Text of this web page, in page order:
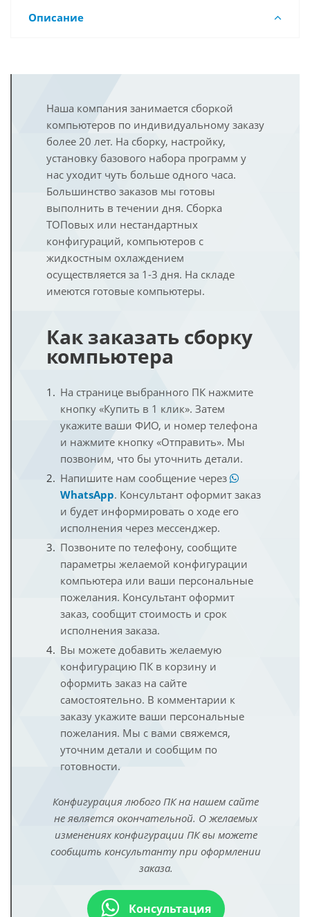
Описание
Наша компания занимается сборкой
компьютеров по индивидуальному заказу
более 20 лет. На сборку, настройку,
установку базового набора программ у
нас уходит чуть больше одного часа.
Большинство заказов мы готовы
выполнить в течении дня. Сборка
ТОПовых или нестандартных
конфигураций, компьютеров с
жидкостным охлаждением
осуществляется за 1-3 дня. На складе
имеются готовые компьютеры.
Как заказать сборку
компьютера
На странице выбранного ПК нажмите
кнопку «Купить в 1 клик». Затем
укажите ваши ФИО, и номер телефона
и нажмите кнопку «Отправить». Мы
позвоним, что бы уточнить детали.
Напишите нам сообщение через
WhatsApp. Консультант оформит заказ
и будет информировать о ходе его
исполнения через мессенджер.
Позвоните по телефону, сообщите
параметры желаемой конфигурации
компьютера или ваши персональные
пожелания. Консультант оформит
заказ, сообщит стоимость и срок
исполнения заказа.
Вы можете добавить желаемую
конфигурацию ПК в корзину и
оформить заказ на сайте
самостоятельно. В комментарии к
заказу укажите ваши персональные
пожелания. Мы с вами свяжемся,
уточним детали и сообщим по
готовности.
Конфигурация любого ПК на нашем сайте
не является окончательной. О желаемых
изменениях конфигурации ПК вы можете
сообщить консультанту при оформлении
заказа.
Консультация